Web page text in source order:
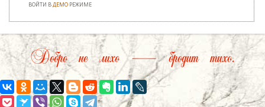
ВОЙТИ ВДЕМО РЕЖИМЕ
Добро не лихо — бродит тихо.